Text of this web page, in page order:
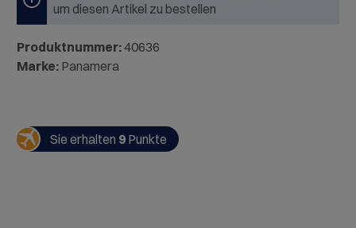
um diesen Artikel zu bestellen
Produktnummer:40636
Marke: Panamera
Sie erhalten 9 Punkte